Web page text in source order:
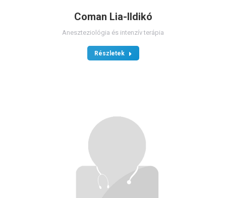
Coman Lia-Ildikó
Aneszteziológia és intenzív terápia
Részletek